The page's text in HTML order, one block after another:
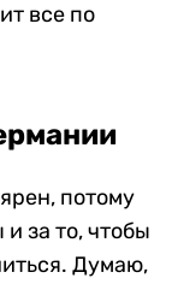
все по
потому
за то, чтобы
Думаю,